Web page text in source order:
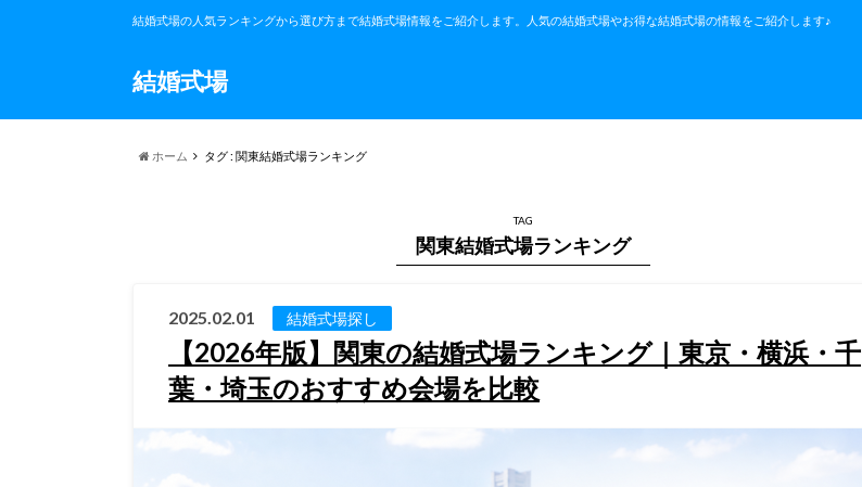
結婚式場
結婚式場の人気ランキングから選び方まで結婚式場情報をご紹介します。人気の結婚式場やお得な結婚式場の情報をご紹介します♪
ホーム タグ : 関東結婚式場ランキング
TAG
関東結婚式場ランキング
2025.02.01 結婚式場探し
【2026年版】関東の結婚式場ランキング｜東京・横浜・千
葉・埼玉のおすすめ会場を比較